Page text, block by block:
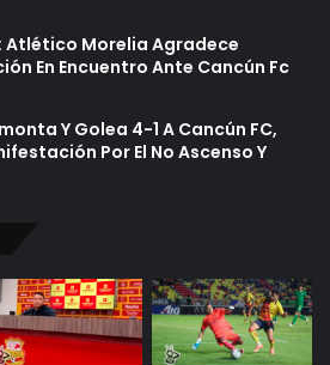
Atlético Morelia Agradece
En Encuentro Ante Cancún Fc
Y Golea 4-1 A Cancún FC,
Por El No Ascenso Y